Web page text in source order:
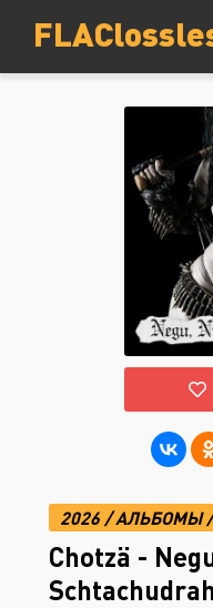
2026 /АЛЬБОМЫ
Chotzä -